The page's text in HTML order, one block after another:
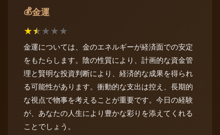
💰金運
★★★★★
金運については、金のエネルギーが経済面での安定
をもたらします。陰の性質により、計画的な資金管
理と賢明な投資判断により、経済的な成果を得られ
る可能性があります。衝動的な支出は控え、長期的
な視点で物事を考えることが重要です。今日の経験
が、あなたの人生により豊かな彩りを添えてくれる
ことでしょう。